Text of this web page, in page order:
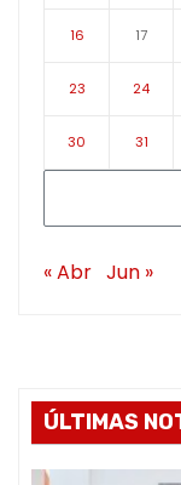
16 17
23 24
30 31
« Abr Jun »
ÚLTIMAS